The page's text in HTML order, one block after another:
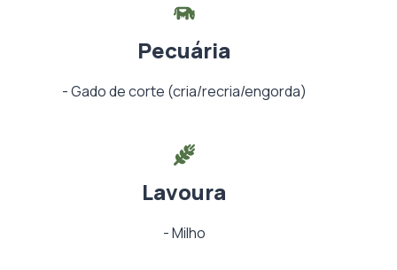
Pecuária
-Gado de corte (cria/recria/engorda)
Lavoura
-Milho